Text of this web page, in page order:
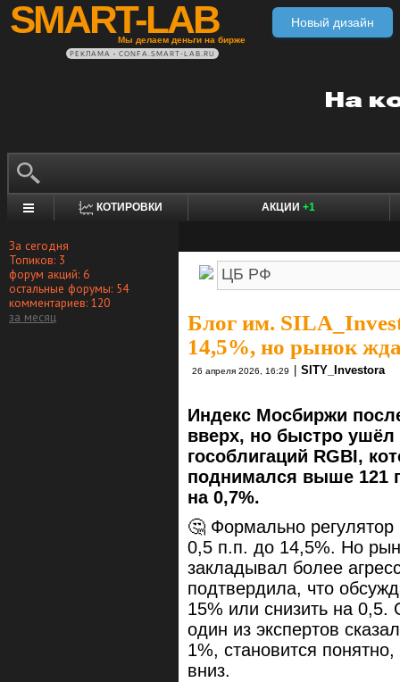
SMART-LAB
Мы делаем деньги на бирже
Новый дизайн
РЕКЛАМА • CONFA.SMART-LAB.RU
КОТИРОВКИ АКЦИИ +1
За сегодня
Топиков: 3
форум акций: 6
остальные форумы: 54
комментариев: 120
за месяц
Блог им.
14,5%, но рынок
26 апреля 2026, 16:29 SITY_Investora
Индекс Мосбиржи
вверх, но быстро
гособлигаций RGBI,
поднимался выше 121
на 0,7%.
🤔 Формально регулятор
0,5 п.п. до 14,5%. Но
закладывал более
подтвердила, что
15% или снизить на 0,5.
один из экспертов
1%, становится
вниз.